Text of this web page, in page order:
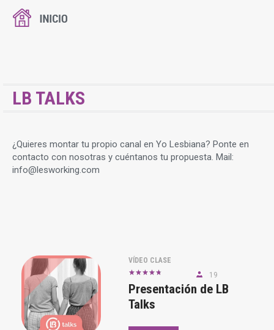
LB TALKS
¿Quieres montar tu propio canal en Yo Lesbiana? Ponte en
contacto con nosotras y cuéntanos tu propuesta. Mail:
info@lesworking.com
VÍDEO CLASE
19
Presentación de LB
Talks